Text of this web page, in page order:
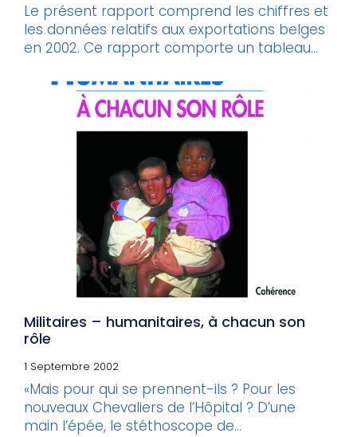
Le présent rapport comprend les chiffres et
les données relatifs aux exportations belges
en 2002. Ce rapport comporte un tableau...
Militaires – humanitaires, à chacun son
rôle
1 Septembre 2002
«Mais pour qui se prennent-ils ? Pour les
nouveaux Chevaliers de l’Hôpital ? D’une
main l’épée, le stéthoscope de...